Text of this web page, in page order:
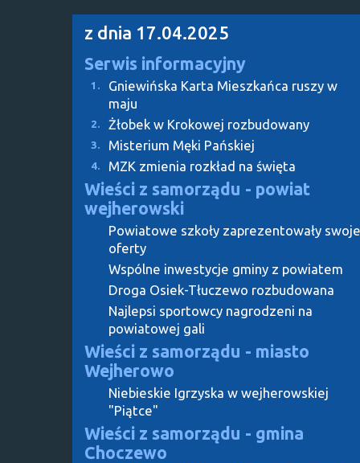
z dnia 17.04.2025
Serwis informacyjny
1.
Gniewińska Karta Mieszkańca ruszy w
maju
2. Żłobek w Krokowej rozbudowany
3. Misterium Męki Pańskiej
4. MZK zmienia rozkład na święta
Wieści z samorządu - powiat
wejherowski
Powiatowe szkoły zaprezentowały swoje
oferty
Wspólne inwestycje gminy z powiatem
Droga Osiek-Tłuczewo rozbudowana
Najlepsi sportowcy nagrodzeni na
powiatowej gali
Wieści z samorządu - miasto
Wejherowo
Niebieskie Igrzyska w wejherowskiej
"Piątce"
Wieści z samorządu - gmina
Choczewo